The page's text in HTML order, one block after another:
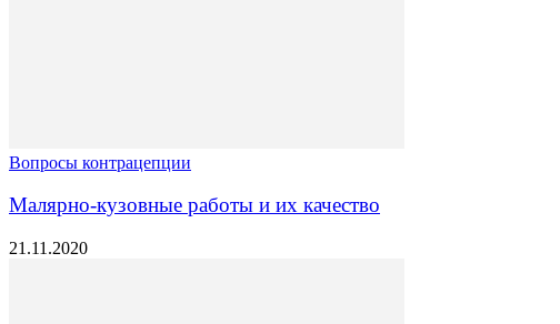
Вопросы контрацепции
Малярно-кузовные работы и их качество
21.11.2020